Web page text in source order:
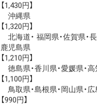
【1,430円】
沖縄県
【1,320円】
北海道・ 福岡県・佐賀県・
鹿児島県
【1,210円】
徳島県・香川県・愛媛県・
【1,100円】
鳥取県・島根県・岡山県・
【990円】